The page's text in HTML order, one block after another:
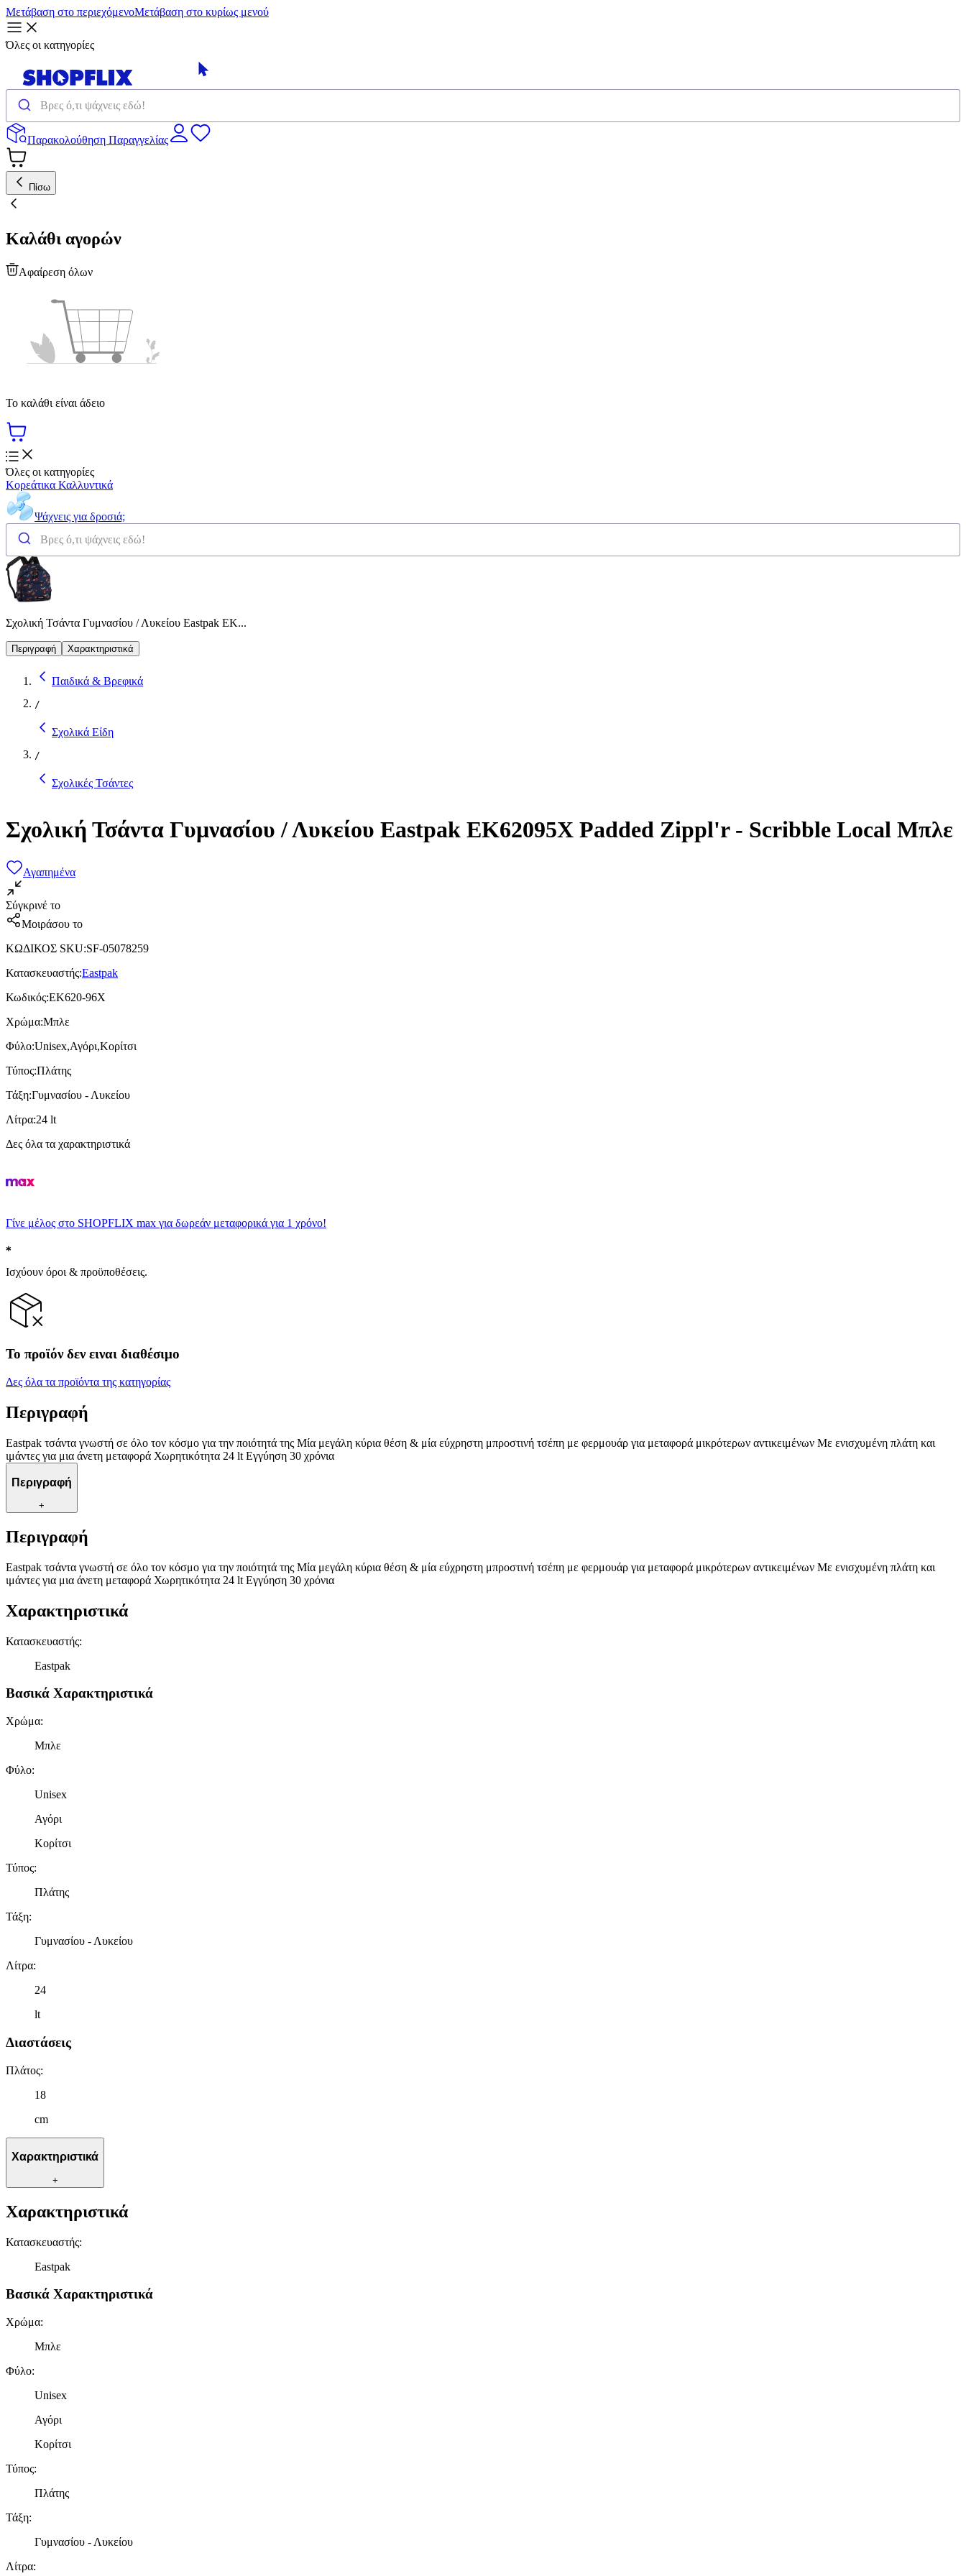
Μετάβαση στο περιεχόμενοΜετάβαση στο κυρίως μενού
Όλες οι κατηγορίες
Παρακολούθηση Παραγγελίας
Πίσω
Καλάθι αγορών
Αφαίρεση όλων
Το καλάθι είναι άδειο
Όλες οι κατηγορίες
Κορεάτικα Καλλυντικά
Ψάχνεις για δροσιά;
Σχολική Τσάντα Γυμνασίου / Λυκείου Eastpak EK...
Περιγραφή Χαρακτηριστικά
Παιδικά & Βρεφικά
/
Σχολικά Είδη
/
Σχολικές Τσάντες
Σχολική Τσάντα Γυμνασίου / Λυκείου Eastpak EK62095X Padded Zippl'r - Scribble Local Μπλε
Αγαπημένα
Σύγκρινέ το
Μοιράσου το
ΚΩΔΙΚΟΣ SKU:SF-05078259
Κατασκευαστής:Eastpak
Κωδικός:EK620-96X
Χρώμα:Μπλε
Φύλο:Unisex,Αγόρι,Κορίτσι
Τύπος:Πλάτης
Τάξη:Γυμνασίου - Λυκείου
Λίτρα:24 lt
Δες όλα τα χαρακτηριστικά
Γίνε μέλος στο SHOPFLIX max για δωρεάν μεταφορικά για 1 χρόνο!
Ισχύουν όροι & προϋποθέσεις.
Το προϊόν δεν ειναι διαθέσιμο
Δες όλα τα προϊόντα της κατηγορίας
Περιγραφή
Eastpak τσάντα γνωστή σε όλο τον κόσμο για την ποιότητά της Μία μεγάλη κύρια θέση & μία εύχρηστη μπροστινή τσέπη με φερμουάρ για μεταφορά μικρότερων αντικειμένων Με ενισχυμένη πλάτη και
ιμάντες για μια άνετη μεταφορά Χωρητικότητα 24 lt Εγγύηση 30 χρόνια
Περιγραφή
+
Περιγραφή
Eastpak τσάντα γνωστή σε όλο τον κόσμο για την ποιότητά της Μία μεγάλη κύρια θέση & μία εύχρηστη μπροστινή τσέπη με φερμουάρ για μεταφορά μικρότερων αντικειμένων Με ενισχυμένη πλάτη και
ιμάντες για μια άνετη μεταφορά Χωρητικότητα 24 lt Εγγύηση 30 χρόνια
Χαρακτηριστικά
Κατασκευαστής:
Eastpak
Βασικά Χαρακτηριστικά
Χρώμα:
Μπλε
Φύλο:
Unisex
Αγόρι
Κορίτσι
Τύπος:
Πλάτης
Τάξη:
Γυμνασίου - Λυκείου
Λίτρα:
24
lt
Διαστάσεις
Πλάτος:
18
cm
Χαρακτηριστικά
+
Χαρακτηριστικά
Κατασκευαστής:
Eastpak
Βασικά Χαρακτηριστικά
Χρώμα:
Μπλε
Φύλο:
Unisex
Αγόρι
Κορίτσι
Τύπος:
Πλάτης
Τάξη:
Γυμνασίου - Λυκείου
Λίτρα: